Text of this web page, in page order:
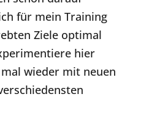
für mein Training
Ziele optimal
hier
wieder mit neuen